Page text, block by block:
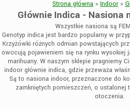
Strona główna » Indoor »
Głównie Indica - Nasiona
Wszystkie nasiona są
Genotyp indica jest bardzo popularny w
Krzyżówki różnych odmian powstających
owocują pojawieniem się na rynku wysokiej
marihuany. W naszym sklepie pragniemy
indoor głównie indica, gdzie przeważa
Są to nasiona indoor, przeznaczone do
zamkniętych pomieszczeń, o ustalonej
otoczenia.